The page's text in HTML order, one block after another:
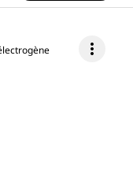
more_vert